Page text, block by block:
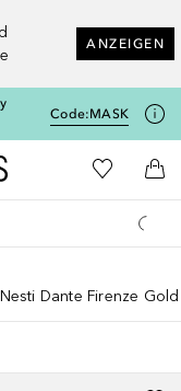
ANZEIGEN
Code:MASK
Zur Douglas Startseite
Zu Meiner
Nesti Dante Firenze